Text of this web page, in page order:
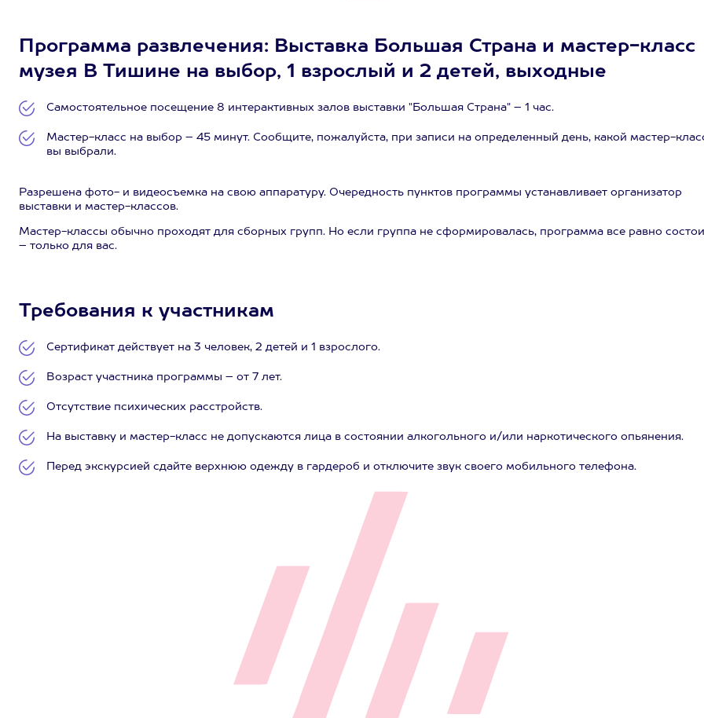
Программа развлечения: Выставка Большая Страна и мастер-класс
музея В Тишине на выбор, 1 взрослый и 2 детей, выходные
Самостоятельное посещение 8 интерактивных залов выставки "Большая Страна" – 1 час.
Мастер-класс на выбор – 45 минут. Сообщите, пожалуйста, при записи на определенный день, какой мастер-
вы выбрали.
Разрешена фото- и видеосъемка на свою аппаратуру. Очередность пунктов программы устанавливает организатор
выставки и мастер-классов.
Мастер-классы обычно проходят для сборных групп. Но если группа не сформировалась, программа все равно
– только для вас.
Требования к участникам
Сертификат действует на 3 человек, 2 детей и 1 взрослого.
Возраст участника программы – от 7 лет.
Отсутствие психических расстройств.
На выставку и мастер-класс не допускаются лица в состоянии алкогольного и/или наркотического опьянения.
Перед экскурсией сдайте верхнюю одежду в гардероб и отключите звук своего мобильного телефона.